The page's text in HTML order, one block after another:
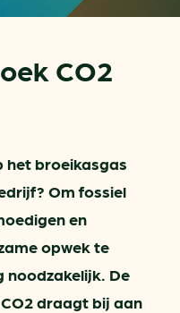
CO2
het broeikasgas
Om fossiel
en
opwek te
noodzakelijk. De
draagt bij aan